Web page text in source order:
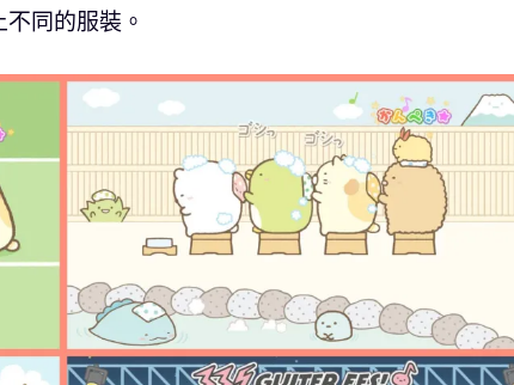
同的服裝。